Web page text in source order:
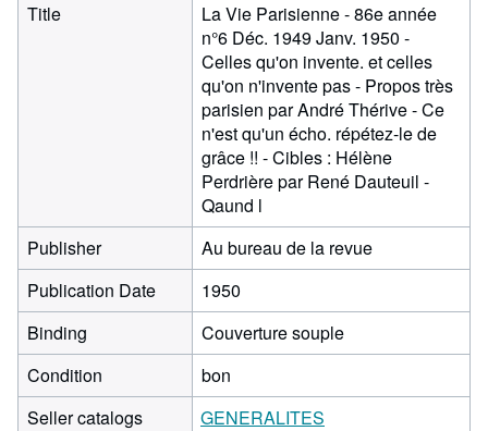
Title
La Vie Parisienne - 86e année
n°6 Déc. 1949 Janv. 1950 -
Celles qu'on invente. et celles
qu'on n'invente pas - Propos très
parisien par André Thérive - Ce
n'est qu'un écho. répétez-le de
grâce !! - Cibles : Hélène
Perdrière par René Dauteuil -
Qaund l
Publisher
Au bureau de la revue
Publication Date
1950
Binding
Couverture souple
Condition
bon
Seller catalogs
GENERALITES